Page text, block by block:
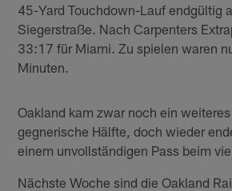
45-Yard Touchdown-Lauf endgültig
Siegerstraße. Nach Carpenters
33:17 für Miami. Zu spielen waren
Minuten.
Oakland kam zwar noch ein
gegnerische Hälfte, doch wieder
einem unvollständigen Pass beim
Nächste Woche sind die Oakland